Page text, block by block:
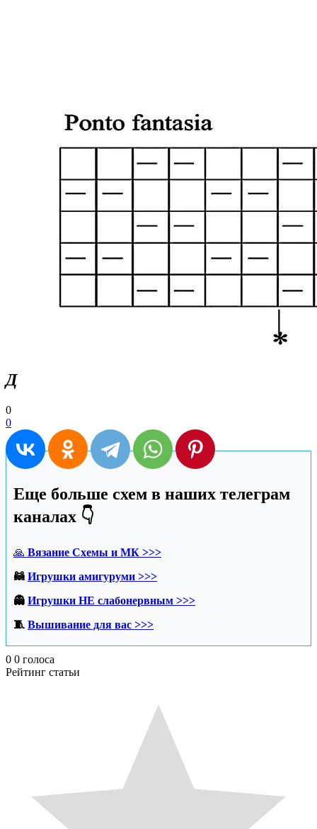
Д
0
0
Еще больше схем в наших телеграм
каналах 👇
🙏 Вязание Схемы и МК >>>
🦝 Игрушки амигуруми >>>
👻 Игрушки НЕ слабонервным >>>
🧵 Вышивание для вас >>>
0 0 голоса
Рейтинг статьи